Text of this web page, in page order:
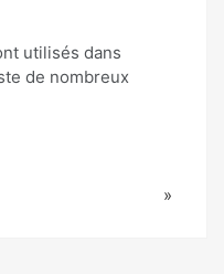
utilisés dans
de nombreux
Next
»